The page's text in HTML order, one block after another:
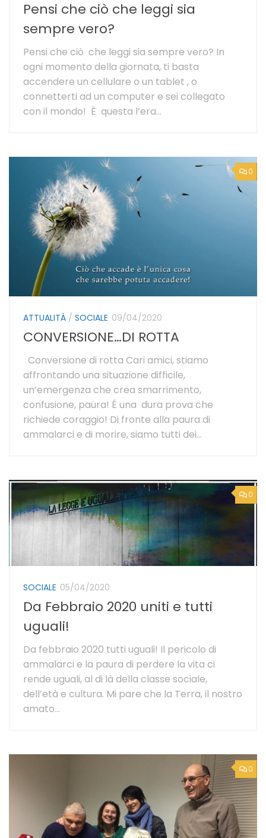
Pensi che ciò che leggi sia
sempre vero?
Pensi che ciò che leggi sia sempre vero? In
ogni momento della giornata, ti basta
accendere un cellulare o un tablet , o
connetterti ad un computer e sei collegato
con il mondo! È questa l’era...
0
ATTUALITÀ / SOCIALE 09/04/2020
CONVERSIONE…DI ROTTA
Conversione di rotta Cari amici, stiamo
affrontando una situazione difficile,
un’emergenza che crea smarrimento,
confusione, paura! É una dura prova che
richiede coraggio! Di fronte alla paura di
ammalarci e di morire, siamo tutti dei...
0
SOCIALE 05/04/2020
Da Febbraio 2020 uniti e tutti
uguali!
Da febbraio 2020 tutti uguali! Il pericolo di
ammalarci e la paura di perdere la vita ci
rende uguali, al di là della classe sociale,
dell’età e cultura. Mi pare che la Terra, il nostro
amato...
0